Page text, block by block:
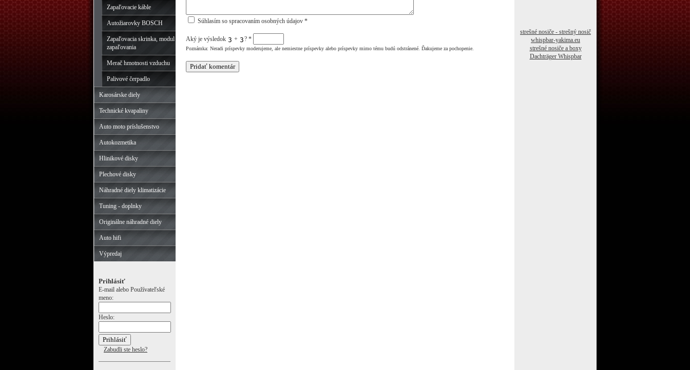
Zapaľovacie káble
Autožiarovky BOSCH
Zapaľovacia skrinka, modul
zapaľovania
Merač hmotnosti vzduchu
Palivové čerpadlo
Karosárske diely
Technické kvapaliny
Auto moto príslušenstvo
Autokozmetika
Hlinikové disky
Plechové disky
Náhradné diely klimatizácie
Tuning - doplnky
Originálne náhradné diely
Auto hifi
Výpredaj
Prihlásiť
E-mail alebo Používateľské
meno:
Heslo:
Zabudli ste heslo?
Súhlasím so spracovaním osobných údajov *
Aký je výsledok + ? *
Poznámka: Neradi príspevky moderujeme, ale nemiestne príspevky alebo príspevky mimo tému budú odstránené. Ďakujeme za pochopenie.
strešné nosiče - strešný nosič
whispbar-yakima.eu
strešné nosiče a boxy
Dachträger Whispbar